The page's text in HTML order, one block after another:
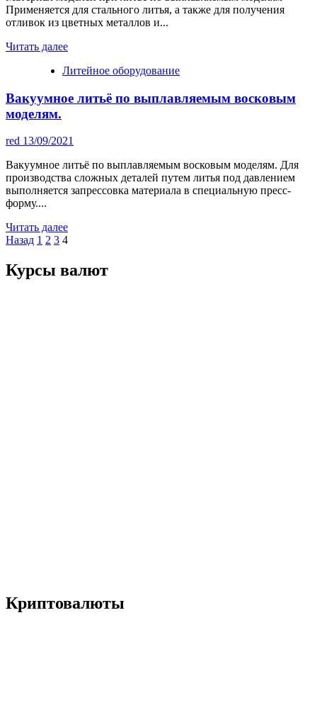
Применяется для стального литья, а также для получения
отливок из цветных металлов и...
Читать далее
Литейное оборудование
Вакуумное литьё по выплавляемым восковым
моделям.
red 13/09/2021
Вакуумное литьё по выплавляемым восковым моделям. Для
производства сложных деталей путем литья под давлением
выполняется запрессовка материала в специальную пресс-
форму....
Читать далее
Пагинация
записей
Назад 1 2 3 4
Курсы валют
Криптовалюты